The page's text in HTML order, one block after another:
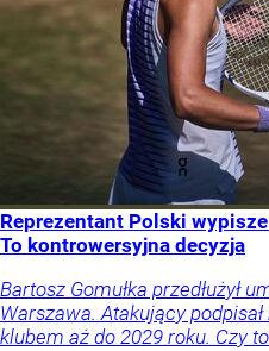
Reprezentant Polski
To kontrowersyjna decyzja
Bartosz Gomułka przedłużył
Warszawa. Atakujący
klubem aż do 2029 roku. Czy